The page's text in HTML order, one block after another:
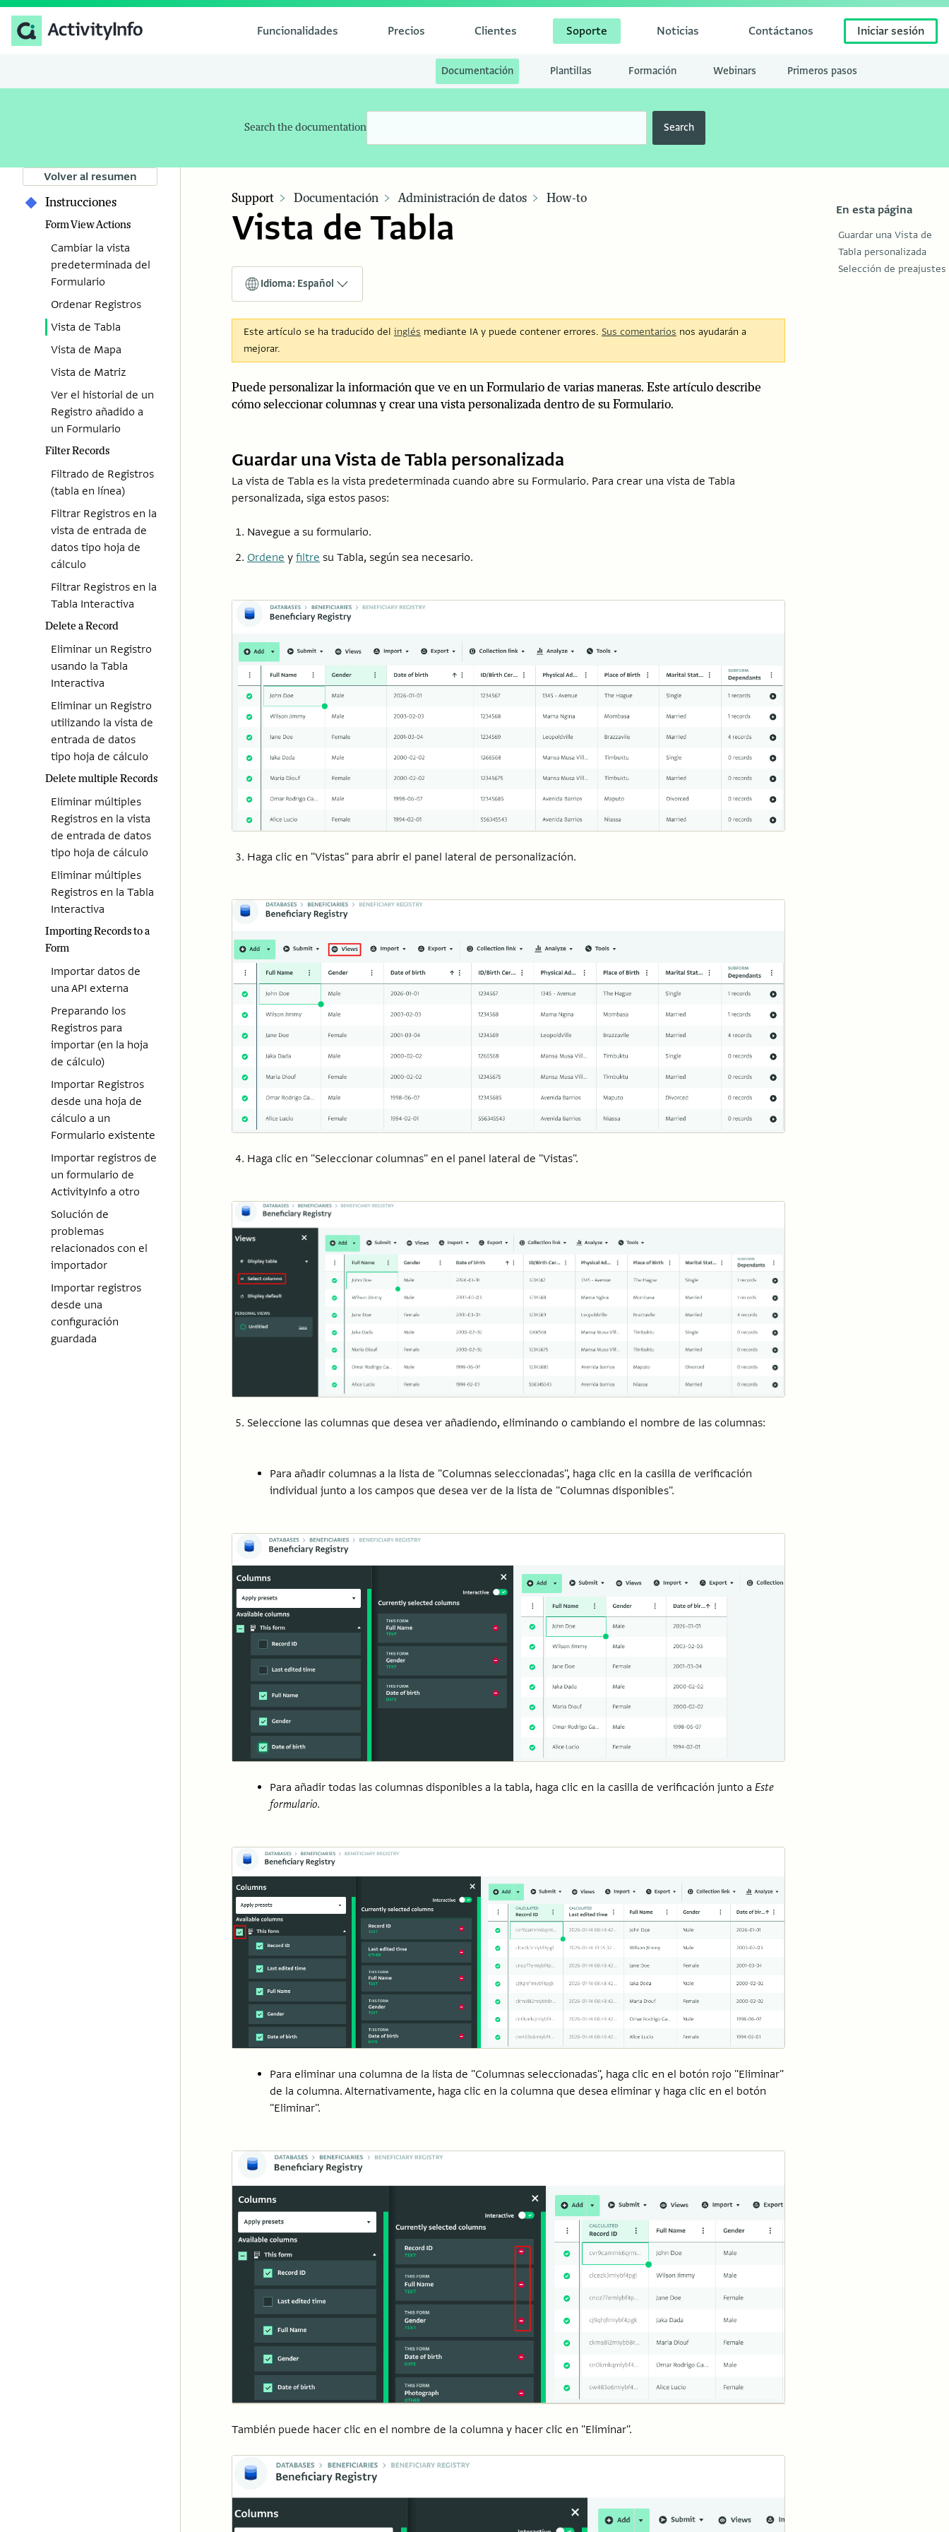
Funcionalidades Precios Clientes Soporte Noticias Contáctanos Iniciar sesión
Documentación Plantillas Formación Webinars Primeros pasos
Search the documentation Search
Volver al resumen
Instrucciones
Form View Actions
Cambiar la vista
predeterminada del
Formulario
Ordenar Registros
Vista de Tabla
Vista de Mapa
Vista de Matriz
Ver el historial de un
Registro añadido a
un Formulario
Filter Records
Filtrado de Registros
(tabla en línea)
Filtrar Registros en la
vista de entrada de
datos tipo hoja de
cálculo
Filtrar Registros en la
Tabla Interactiva
Delete a Record
Eliminar un Registro
usando la Tabla
Interactiva
Eliminar un Registro
utilizando la vista de
entrada de datos
tipo hoja de cálculo
Delete multiple Records
Eliminar múltiples
Registros en la vista
de entrada de datos
tipo hoja de cálculo
Eliminar múltiples
Registros en la Tabla
Interactiva
Importing Records to a
Form
Importar datos de
una API externa
Preparando los
Registros para
importar (en la hoja
de cálculo)
Importar Registros
desde una hoja de
cálculo a un
Formulario existente
Importar registros de
un formulario de
ActivityInfo a otro
Solución de
problemas
relacionados con el
importador
Importar registros
desde una
configuración
guardada
Support Documentación Administración de datos How-to
Vista de Tabla En esta página
Guardar una Vista de
Tabla personalizada
Selección de preajustes
Idioma: Español
Este artículo se ha traducido del inglés mediante IA y puede contener errores. Sus comentarios nos ayudarán a
mejorar.
Puede personalizar la información que ve en un Formulario de varias maneras. Este artículo describe
cómo seleccionar columnas y crear una vista personalizada dentro de su Formulario.
Guardar una Vista de Tabla personalizada
La vista de Tabla es la vista predeterminada cuando abre su Formulario. Para crear una vista de Tabla
personalizada, siga estos pasos:
Navegue a su formulario.
Ordene y filtre su Tabla, según sea necesario.
Haga clic en "Vistas" para abrir el panel lateral de personalización.
Haga clic en "Seleccionar columnas" en el panel lateral de "Vistas".
Seleccione las columnas que desea ver añadiendo, eliminando o cambiando el nombre de las columnas:
Para añadir columnas a la lista de "Columnas seleccionadas", haga clic en la casilla de verificación
individual junto a los campos que desea ver de la lista de "Columnas disponibles".
Para añadir todas las columnas disponibles a la tabla, haga clic en la casilla de verificación junto a Este
formulario.
Para eliminar una columna de la lista de "Columnas seleccionadas", haga clic en el botón rojo "Eliminar"
de la columna. Alternativamente, haga clic en la columna que desea eliminar y haga clic en el botón
"Eliminar".
También puede hacer clic en el nombre de la columna y hacer clic en "Eliminar".